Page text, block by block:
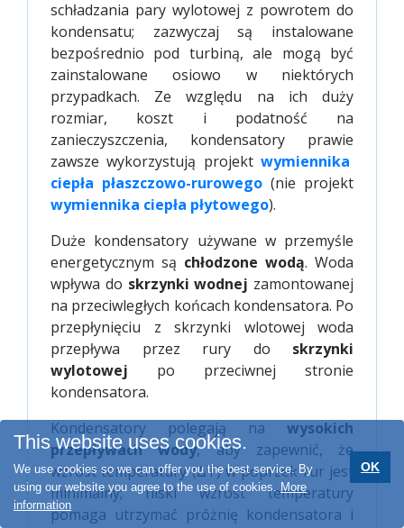
schładzania pary wylotowej z powrotem do
kondensatu; zazwyczaj są instalowane
bezpośrednio pod turbiną, ale mogą być
zainstalowane osiowo w niektórych
przypadkach. Ze względu na ich duży
rozmiar, koszt i podatność na
zanieczyszczenia, kondensatory prawie
zawsze wykorzystują projekt wymiennika
ciepła płaszczowo-rurowego (nie projekt
wymiennika ciepła płytowego).
Duże kondensatory używane w przemyśle
energetycznym są chłodzone wodą. Woda
wpływa do skrzynki wodnej zamontowanej
na przeciwległych końcach kondensatora. Po
przepłynięciu z skrzynki wlotowej woda
przepływa przez rury do skrzynki
wylotowej po przeciwnej stronie
kondensatora.
Kondensatory polegają na wysokich
przepływach wody, aby zapewnić, że
wzrost temperatury (ΔT) w poprzek rur jest
minimalny; niski wzrost temperatury
pomaga utrzymać próżnię kondensatora i
This website uses cookies.
We use cookies so we can offer you the best service. By
using our website you agree to the use of cookies. More
information
OK